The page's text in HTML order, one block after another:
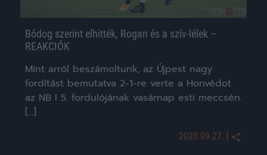
Bódog szerint elhitték, Rogan és a szív-lélek –
REAKCIÓK
Mint arról beszámoltunk, az Újpest nagy
fordítást bemutatva 2-1-re verte a Honvédot
az NB I 5. fordulójának vasárnap esti meccsén.
[…]
2020.09.27. |